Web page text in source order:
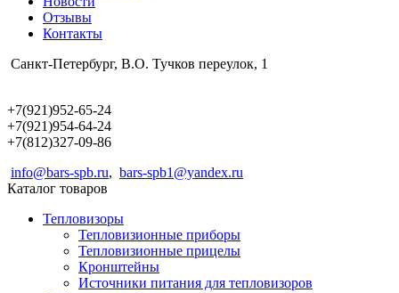
Отзывы
Контакты
Санкт-Петербург, В.О. Тучков переулок, 1
+7(921)952-65-24
+7(921)954-64-24
+7(812)327-09-86
info@bars-spb.ru, bars-spb1@yandex.ru
Каталог товаров
Тепловизоры
Тепловизионные приборы
Тепловизионные прицелы
Кронштейны
Источники питания для тепловизоров